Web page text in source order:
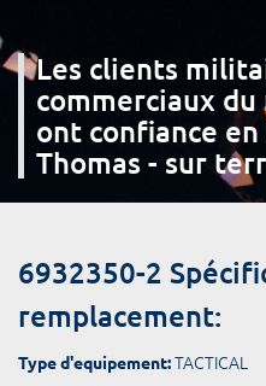
Les clients
commerciaux
ont confiance
Thomas - sur
6932350-2
remplacement:
Type d'equipement:TACTICAL